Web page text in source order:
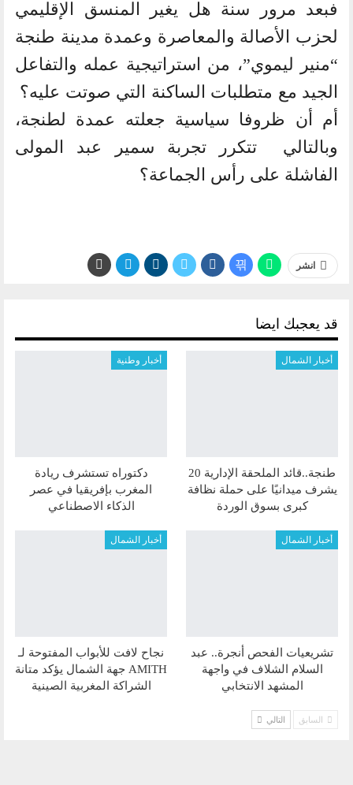
فبعد مرور سنة هل يغير المنسق الإقليمي
لحزب الأصالة والمعاصرة وعمدة مدينة طنجة
“منير ليموي”، من استراتيجية عمله والتفاعل
الجيد مع متطلبات الساكنة التي صوتت عليه؟
أم أن ظروفا سياسية جعلته عمدة لطنجة،
وبالتالي تتكرر تجربة سمير عبد المولى
الفاشلة على رأس الجماعة؟
انشر
قد يعجبك ايضا
أخبار الشمال
طنجة..قائد الملحقة الإدارية 20
يشرف ميدانيًا على حملة نظافة
كبرى بسوق الوردة
أخبار وطنية
دكتوراه تستشرف ريادة
المغرب بإفريقيا في عصر
الذكاء الاصطناعي
أخبار الشمال
تشريعيات الفحص أنجرة.. عبد
السلام الشلاف في واجهة
المشهد الانتخابي
أخبار الشمال
نجاح لافت للأبواب المفتوحة لـ
AMITH جهة الشمال يؤكد متانة
الشراكة المغربية الصينية
السابق التالي